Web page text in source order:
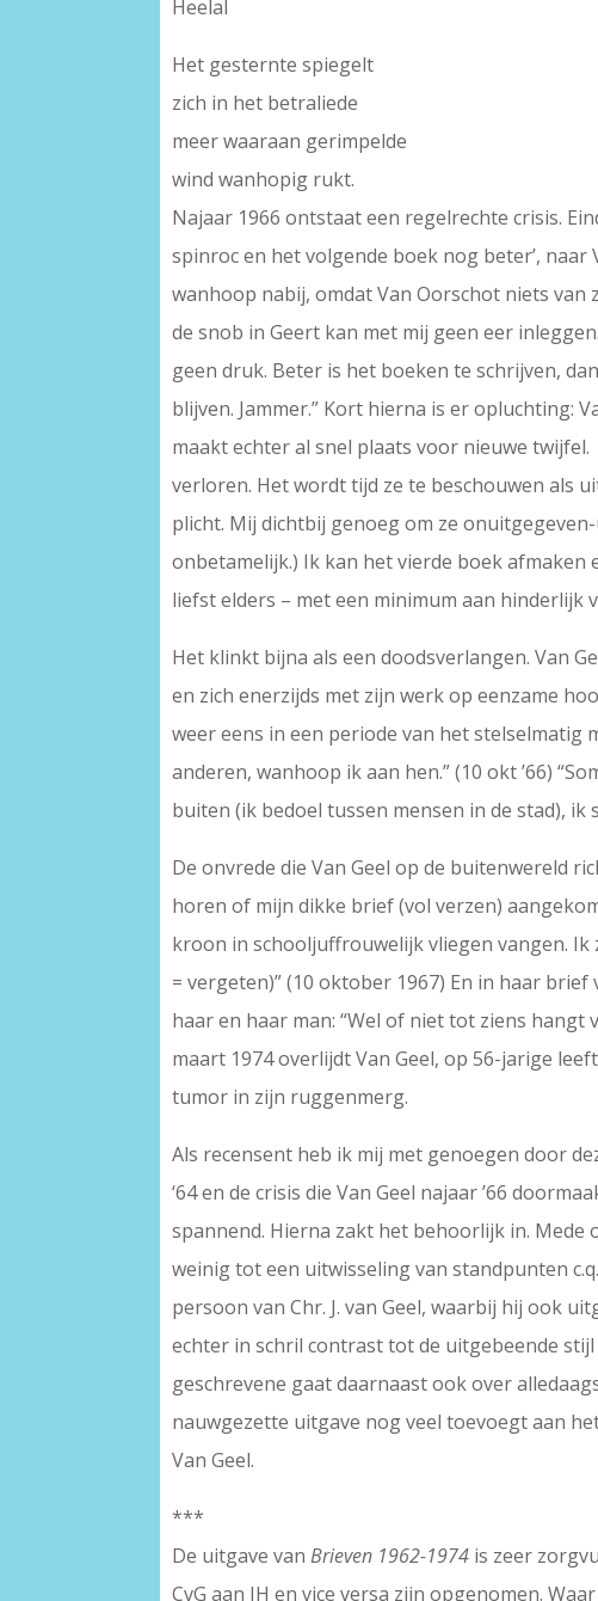
Heelal
Het gesternte spiegelt
zich in het betraliede
meer waaraan gerimpelde
wind wanhopig rukt.
Najaar 1966 ontstaat een regelrechte crisis.
spinroc en het volgende boek nog beter’,
wanhoop nabij, omdat Van Oorschot niets van
de snob in Geert kan met mij geen eer
geen druk. Beter is het boeken te schrijven,
blijven. Jammer.” Kort hierna is er opluchting:
maakt echter al snel plaats voor nieuwe
verloren. Het wordt tijd ze te beschouwen als
plicht. Mij dichtbij genoeg om ze
onbetamelijk.) Ik kan het vierde boek
liefst elders – met een minimum aan hinderlijk
Het klinkt bijna als een doodsverlangen. Van
en zich enerzijds met zijn werk op eenzame
weer eens in een periode van het stelselmatig
anderen, wanhoop ik aan hen.” (10 okt ’66)
buiten (ik bedoel tussen mensen in de stad),
De onvrede die Van Geel op de buitenwereld
horen of mijn dikke brief (vol verzen)
kroon in schooljuffrouwelijk vliegen vangen.
= vergeten)” (10 oktober 1967) En in haar
haar en haar man: “Wel of niet tot ziens hangt
maart 1974 overlijdt Van Geel, op 56-jarige
tumor in zijn ruggenmerg.
Als recensent heb ik mij met genoegen door
‘64 en de crisis die Van Geel najaar ’66
spannend. Hierna zakt het behoorlijk in.
weinig tot een uitwisseling van standpunten
persoon van Chr. J. van Geel, waarbij hij ook
echter in schril contrast tot de uitgebeende stijl
geschrevene gaat daarnaast ook over
nauwgezette uitgave nog veel toevoegt aan
Van Geel.
***
De uitgave vanBrieven 1962-1974 is zeer
CvG aan JH en vice versa zijn opgenomen.